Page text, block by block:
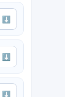
⬇
⬇
⬇